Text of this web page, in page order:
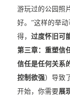
游玩过的公园照
好。”这样的举
得， 过度怀旧可
第三章： 重塑信
信任是任何关系
控制欲强）导致
开始，你需要展